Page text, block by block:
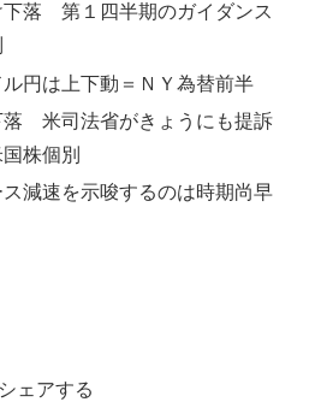
下落 第１四半期のガイダンス
円は上下動＝ＮＹ為替前半
落 米司法省がきょうにも提訴
株個別
減速を示唆するのは時期尚早
シェアする